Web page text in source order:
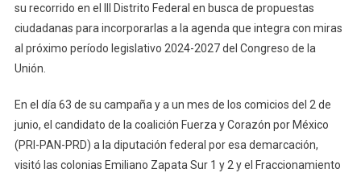
Prosigue
Registro
De
su recorrido en el III Distrito Federal en busca de propuestas
ciudadanas para incorporarlas a la agenda que integra con miras
al próximo período legislativo 2024-2027 del Congreso de la
Unión.
En el día 63 de su campaña y a un mes de los comicios del 2 de
junio, el candidato de la coalición Fuerza y Corazón por México
(PRI-PAN-PRD) a la diputación federal por esa demarcación,
visitó las colonias Emiliano Zapata Sur 1 y 2 y el Fraccionamiento